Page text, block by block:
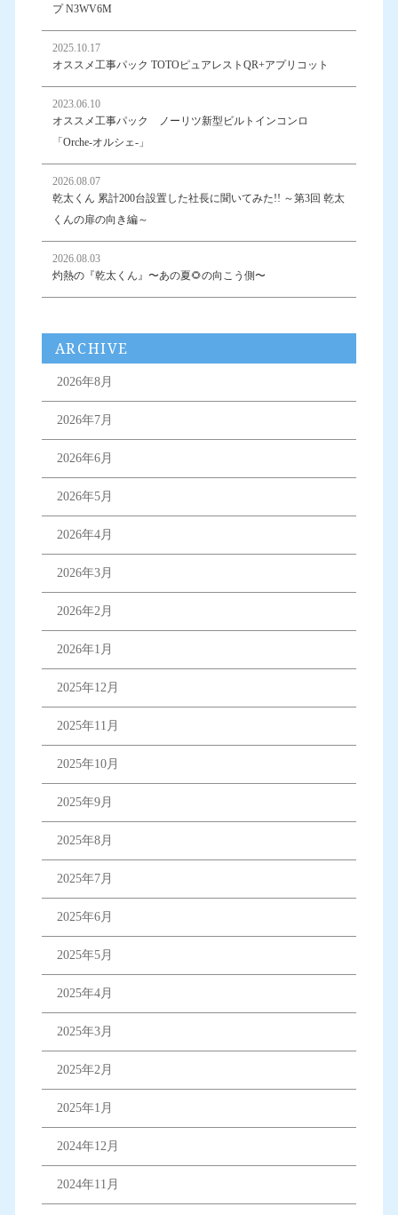
プ N3WV6M
2025.10.17
オススメ工事パック TOTOピュアレストQR+アプリコット
2023.06.10
オススメ工事パック ノーリツ新型ビルトインコンロ
「Orche-オルシェ-」
2026.08.07
乾太くん 累計200台設置した社長に聞いてみた!! ～第3回 乾太
くんの扉の向き編～
2026.08.03
灼熱の『乾太くん』〜あの夏🌻の向こう側〜
ARCHIVE
2026年8月
2026年7月
2026年6月
2026年5月
2026年4月
2026年3月
2026年2月
2026年1月
2025年12月
2025年11月
2025年10月
2025年9月
2025年8月
2025年7月
2025年6月
2025年5月
2025年4月
2025年3月
2025年2月
2025年1月
2024年12月
2024年11月